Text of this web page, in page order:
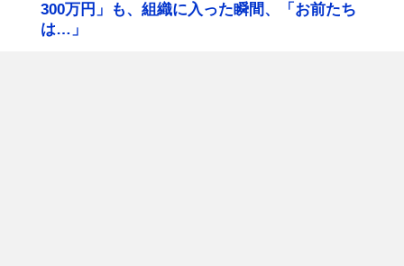
300万円」も、組織に入った瞬間、「お前たち
は…」